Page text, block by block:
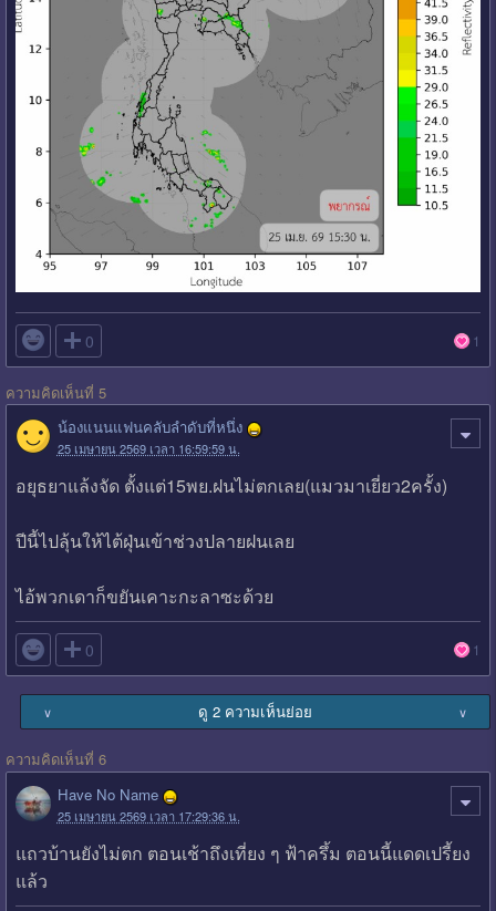
 0 1
ความคิดเห็นที่ 5
น้องแนนแฟนคลับลำดับที่หนึ่ง
25 เมษายน 2569 เวลา 16:59:59 น.
อยุธยาแล้งจัด​ ตั้งแต่15พย.ฝนไม่ตกเลย​(แมวมาเยี่ยว2ครั้ง)
ปีนี้ไปลุ้นให้ไต้ฝุ่นเข้าช่วงปลายฝนเลย​
ไอ้พวกเดาก็ขยันเคาะกะลาซะด้วย
 0 1
∨ ดู 2 ความเห็นย่อย ∨
ความคิดเห็นที่ 6
Have No Name
25 เมษายน 2569 เวลา 17:29:36 น.
แถวบ้านยังไม่ตก ตอนเช้าถึงเที่ยง ๆ ฟ้าครึ้ม ตอนนี้แดดเปรี้ยง
แล้ว